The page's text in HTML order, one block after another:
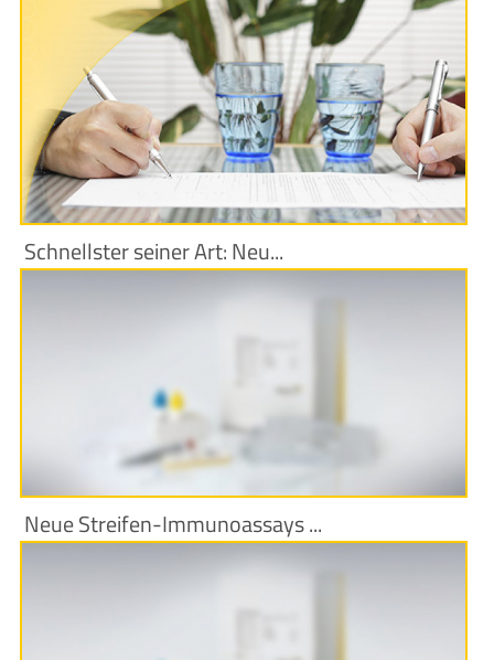
Produktinformationen
Schnellster seiner Art: Neu...
Neue Streifen-Immunoassays ...